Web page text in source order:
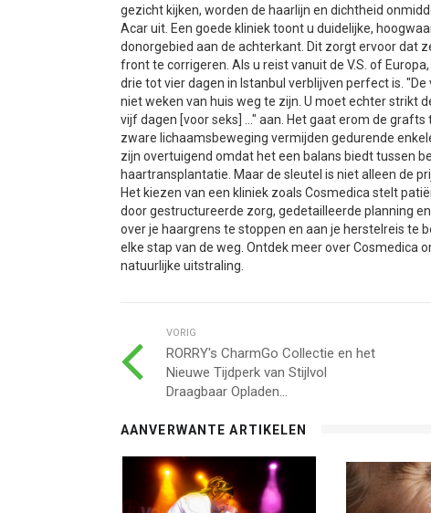
gezicht kijken, worden de haarlijn en dichtheid
Acar uit. Een goede kliniek toont u duidelijke,
donorgebied aan de achterkant. Dit zorgt ervoor dat
front te corrigeren. Als u reist vanuit de V.S. of
drie tot vier dagen in Istanbul verblijven perfect is.
niet weken van huis weg te zijn. U moet echter strikt
vijf dagen [voor seks] ..." aan. Het gaat erom de
zware lichaamsbeweging vermijden gedurende
zijn overtuigend omdat het een balans biedt tussen
haartransplantatie. Maar de sleutel is niet alleen de
Het kiezen van een kliniek zoals Cosmedica stelt
door gestructureerde zorg, gedetailleerde planning
over je haargrens te stoppen en aan je herstelreis te
elke stap van de weg. Ontdek meer over Cosmedica
natuurlijke uitstraling.
VORIG
RORRY's CharmGo Collectie en het
Nieuwe Tijdperk van Stijlvol
Draagbaar Opladen...
AANVERWANTE ARTIKELEN